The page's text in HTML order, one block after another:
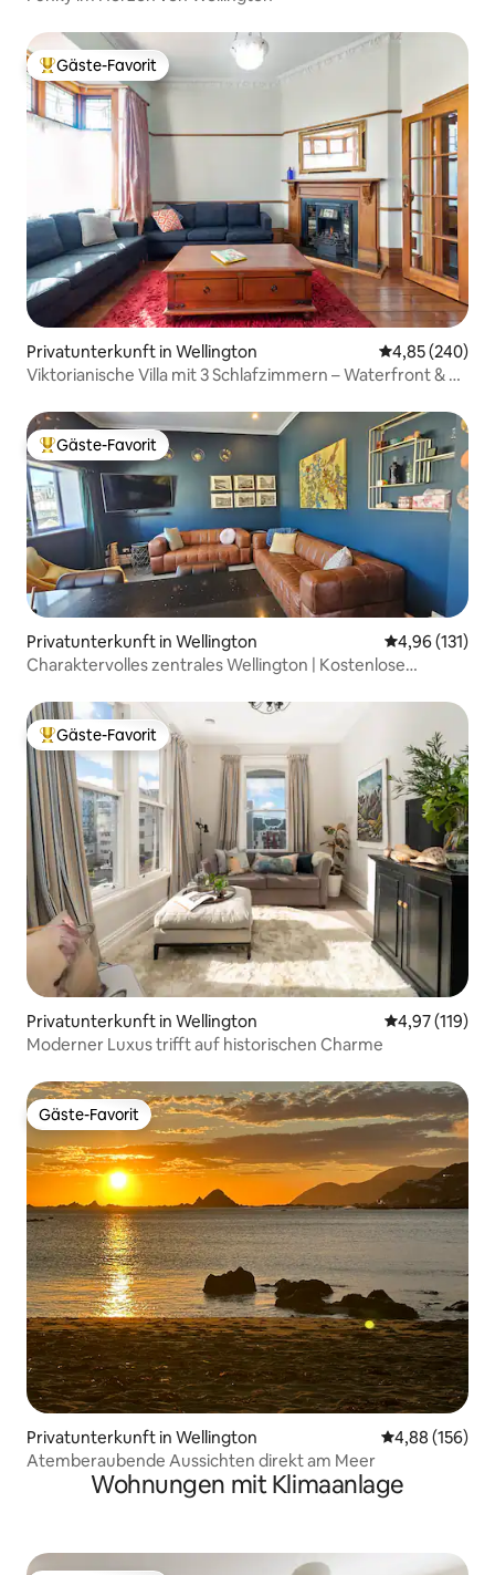
Beliebter Gäste-Favorit.
Gäste-Favorit
Privatunterkunft in Wellington
4,85 (240)
Viktorianische Villa mit 3 Schlafzimmern – Waterfront & Te
Beliebter Gäste-Favorit.
Gäste-Favorit
Privatunterkunft in Wellington
4,96 (131)
Charaktervolles zentrales Wellington | Kostenlose
Beliebter Gäste-Favorit.
Gäste-Favorit
Privatunterkunft in Wellington
4,97 (119)
Moderner Luxus trifft auf historischen Charme
Gäste-Favorit
Gäste-Favorit
Privatunterkunft in Wellington
4,88 (156)
Atemberaubende Aussichten direkt am Meer
Wohnungen mit Klimaanlage